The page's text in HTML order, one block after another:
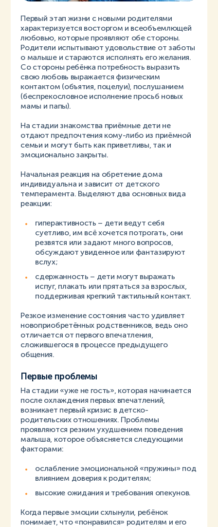
Первый этап жизни с новыми родителями
характеризуется восторгом и всеобъемлющей
любовью, которые проявляют обе стороны.
Родители испытывают удовольствие от заботы
о малыше и стараются исполнять его желания.
Со стороны ребёнка потребность выразить
свою любовь выражается физическим
контактом (объятия, поцелуи), послушанием
(беспрекословное исполнение просьб новых
мамы и папы).
На стадии знакомства приёмные дети не
отдают предпочтения кому-либо из приёмной
семьи и могут быть как приветливы, так и
эмоционально закрыты.
Начальная реакция на обретение дома
индивидуальна и зависит от детского
темперамента. Выделяют два основных вида
реакции:
гиперактивность – дети ведут себя
суетливо, им всё хочется потрогать, они
резвятся или задают много вопросов,
обсуждают увиденное или фантазируют
вслух;
сдержанность – дети могут выражать
испуг, плакать или прятаться за взрослых,
поддерживая крепкий тактильный контакт.
Резкое изменение состояния часто удивляет
новоприобретённых родственников, ведь оно
отличается от первого впечатления,
сложившегося в процессе предыдущего
общения.
Первые проблемы
На стадии «уже не гость», которая начинается
после охлаждения первых впечатлений,
возникает первый кризис в детско-
родительских отношениях. Проблемы
проявляются резким ухудшением поведения
малыша, которое объясняется следующими
факторами:
ослабление эмоциональной «пружины» под
влиянием доверия к родителям;
высокие ожидания и требования опекунов.
Когда первые эмоции схлынули, ребёнок
понимает, что «понравился» родителям и его